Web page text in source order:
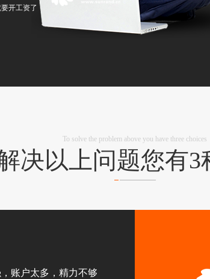
开工资了
To solve the problem above you have three choices
决以上问题您有3
账户太多，精力不够